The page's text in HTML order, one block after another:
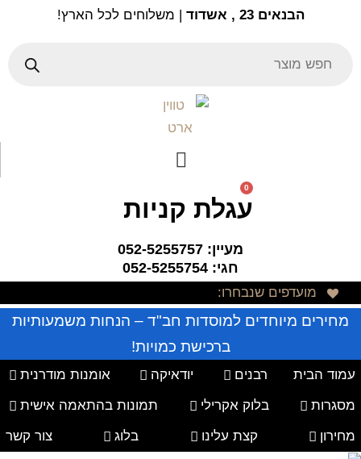
הבנאים 23 , אשדוד | משלוחים לכל הארץ!
search
0
עגלת קניות
מעיין: 052-5255757
חגי: 052-5255754
מועדפים שנבחרו:
מחירים מיוחדים למוסדות חב"ד – הנחות משמעותיות
ברכישת כמויות!
עמוד הבית רבנים יודאיקה
אומנות מודרנית
מסגרות
בלוק אקרילי
תמונות בהתאמה אישית
מחירון
קצת עלינו בלוג צור קשר